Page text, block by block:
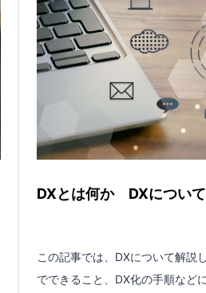
DXとは何か DXについ
この記事では、DXについて解説
でできること、DX化の手順など